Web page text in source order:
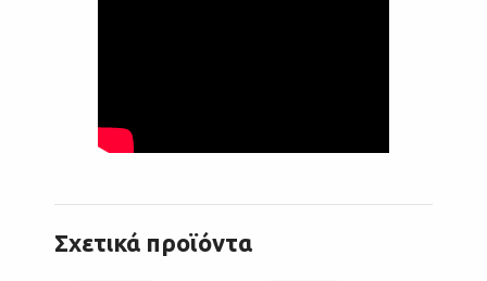
Σχετικά προϊόντα